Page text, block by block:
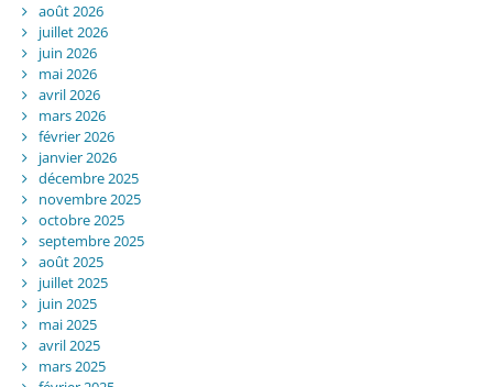
août 2026
juillet 2026
juin 2026
mai 2026
avril 2026
mars 2026
février 2026
janvier 2026
décembre 2025
novembre 2025
octobre 2025
septembre 2025
août 2025
juillet 2025
juin 2025
mai 2025
avril 2025
mars 2025